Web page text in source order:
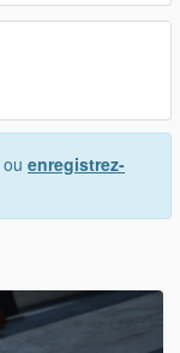
ou enregistrez-